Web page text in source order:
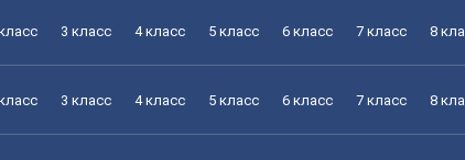
3 класс 4 класс 5 класс 6 класс 7 класс 8
3 класс 4 класс 5 класс 6 класс 7 класс 8